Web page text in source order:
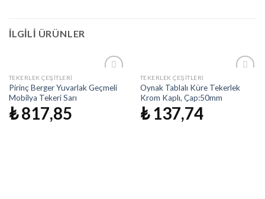
İLGILI ÜRÜNLER
Listeme
TEKERLEK ÇEŞITLERI
Pirinç Berger Yuvarlak Geçmeli
Mobilya Tekeri Sarı
₺817,85
Listeme
TEKERLEK ÇEŞITLERI
Oynak Tablalı Küre Tekerlek
Krom Kaplı, Çap:50mm
₺137,74